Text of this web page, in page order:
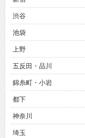
渋谷
池袋
上野
五反田・品川
錦糸町・小岩
都下
神奈川
埼玉